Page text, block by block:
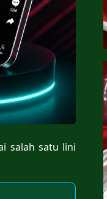
salah satu lini